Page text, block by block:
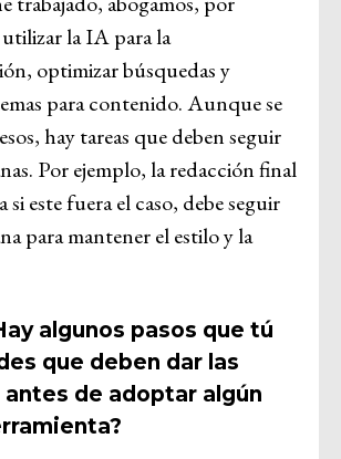
la IA para la
optimizar búsquedas y
para contenido. Aunque se
hay tareas que deben seguir
Por ejemplo, la redacción final
si este fuera el caso, debe seguir
para mantener el estilo y la
algunos pasos que tú
que deben dar las
de adoptar algún